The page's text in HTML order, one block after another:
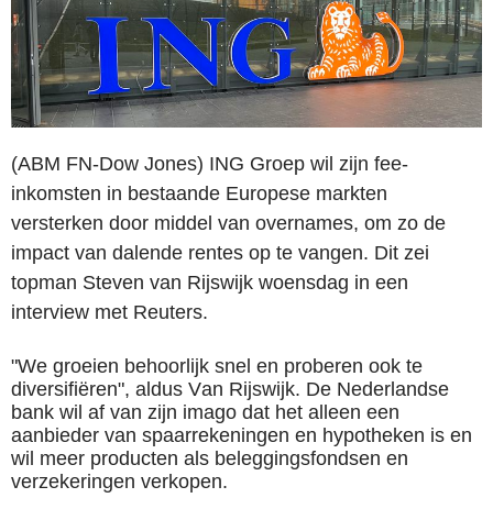
(ABM FN-Dow Jones) ING Groep wil zijn fee-
inkomsten in bestaande Europese markten
versterken door middel van overnames, om zo de
impact van dalende rentes op te vangen. Dit zei
topman Steven van Rijswijk woensdag in een
interview met Reuters.
"We groeien behoorlijk snel en proberen ook te
diversifiëren", aldus Van Rijswijk. De Nederlandse
bank wil af van zijn imago dat het alleen een
aanbieder van spaarrekeningen en hypotheken is en
wil meer producten als beleggingsfondsen en
verzekeringen verkopen.